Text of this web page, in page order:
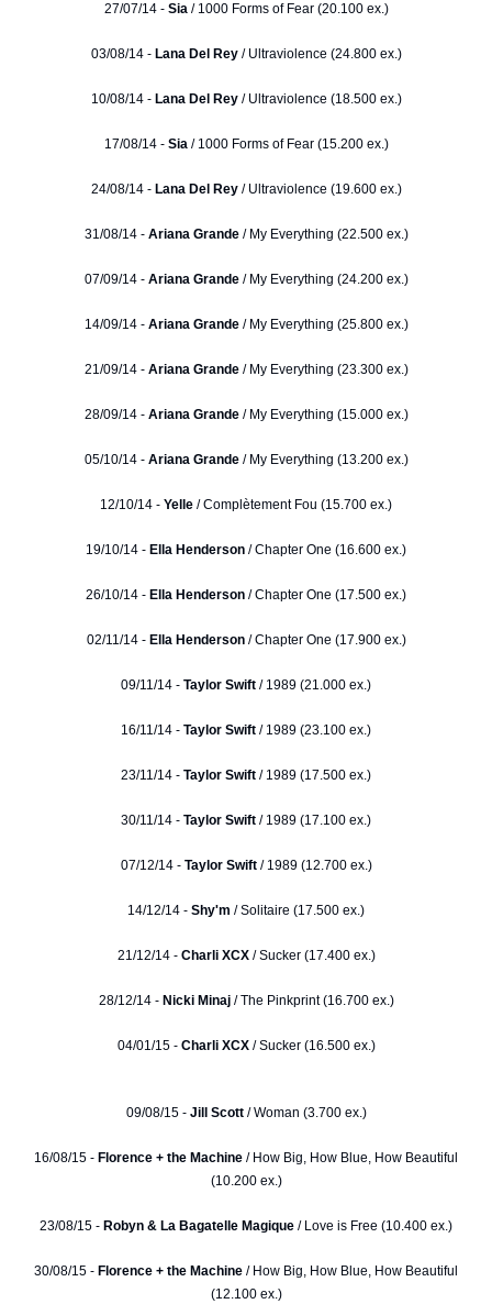
27/07/14 - Sia / 1000 Forms of Fear (20.100 ex.)
03/08/14 - Lana Del Rey / Ultraviolence (24.800 ex.)
10/08/14 - Lana Del Rey/ Ultraviolence (18.500 ex.)
17/08/14 - Sia / 1000 Forms of Fear (15.200 ex.)
24/08/14 -Lana Del Rey/ Ultraviolence (19.600 ex.)
31/08/14 - Ariana Grande/ My Everything (22.500 ex.)
07/09/14 - Ariana Grande/ My Everything (24.200 ex.)
14/09/14 - Ariana Grande/ My Everything (25.800 ex.)
21/09/14 - Ariana Grande/ My Everything (23.300 ex.)
28/09/14 - Ariana Grande/ My Everything (15.000 ex.)
05/10/14 -Ariana Grande/ My Everything (13.200 ex.)
12/10/14 - Yelle / Complètement Fou (15.700 ex.)
19/10/14 - Ella Henderson / Chapter One (16.600 ex.)
26/10/14 - Ella Henderson / Chapter One (17.500 ex.)
02/11/14 - Ella Henderson/ Chapter One (17.900 ex.)
09/11/14 - Taylor Swift / 1989 (21.000 ex.)
16/11/14 - Taylor Swift / 1989 (23.100 ex.)
23/11/14 - Taylor Swift / 1989 (17.500 ex.)
30/11/14 - Taylor Swift / 1989 (17.100 ex.)
07/12/14 - Taylor Swift/ 1989 (12.700 ex.)
14/12/14 - Shy'm / Solitaire (17.500 ex.)
21/12/14 - Charli XCX/ Sucker (17.400 ex.)
28/12/14 -Nicki Minaj/ The Pinkprint (16.700 ex.)
04/01/15 - Charli XCX/ Sucker (16.500 ex.)
09/08/15 - Jill Scott / Woman (3.700 ex.)
16/08/15 - Florence + the Machine / How Big, How Blue, How Beautiful
(10.200 ex.)
23/08/15 - Robyn & La Bagatelle Magique / Love is Free (10.400 ex.)
30/08/15 - Florence + the Machine / How Big, How Blue, How Beautiful
(12.100 ex.)